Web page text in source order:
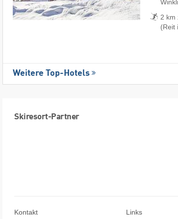
2 km
(Reit
Weitere Top-Hotels
Skiresort-Partner
Kontakt Links